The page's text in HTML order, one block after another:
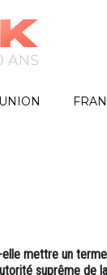
elle mettre un
suprême de